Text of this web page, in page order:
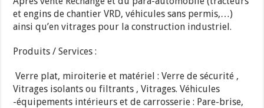
et engins de chantier VRD, véhicules sans permis,…)
ainsi qu’en vitrages pour la construction industriel.
Produits / Services :
Verre plat, miroiterie et matériel : Verre de sécurité ,
Vitrages isolants ou filtrants , Vitrages. Véhicules
-équipements intérieurs et de carrosserie : Pare-brise,